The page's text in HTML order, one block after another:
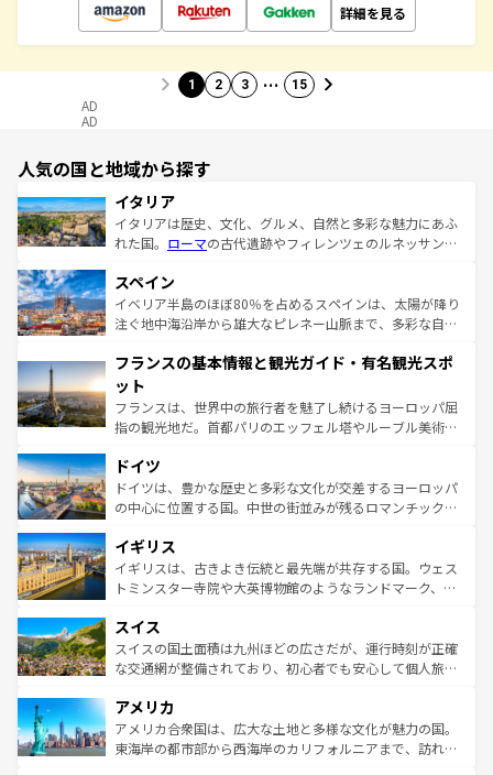
詳細を見る
1 2 3 … 15
AD
AD
人気の国と地域から探す
イタリア
イタリアは歴史、文化、グルメ、自然と多彩な魅力にあふ
れた国。 ローマの古代遺跡やフィレンツェのルネッサンス
ろん、トスカーナの美しい田園風景やアマルフィ海岸の絶
景など、自然景観も見逃せない。観光の合間には、本場の
ピザやパスタなど、絶品のイタリア料理を堪能することも
ませてくれるイタリアで、忘れられない旅をしてみよう！
なお、新着のイタリア情報は
しい。
スペイン
イベリア半島のほぼ80％を占めるスペインは、太陽が降り
注ぐ地中海沿岸から雄大なピレネー山脈まで、多彩な自然
文化が根付くこの国では、情熱的なフラメンコ、熱気あふ
れる闘牛、そして美味しいタパスが生活の一部となってい
る。首都マドリードの洗練された雰囲気や、バルセロナの
アートに溢れた街角から、地方では古代ローマ遺跡や中世
せる。地方によって風土や気候が異なるスペインはその個
性で訪れる人を魅了する。 なお、新着のスペイン情報は コ
ンテンツ一覧を参照してほしい。
フランスの基本情報と観光ガイド・有名観光スポ
ット
フランスは、世界中の旅行者を魅了し続けるヨーロッパ屈
指の観光地だ。首都パリのエッフェル塔やルーブル美術館
で、幅広い魅力が詰まっている。華麗な宮殿、歴史的な大
聖堂、美しいビーチ、そして豊かな自然が、訪れる者を心
から魅了する。また、フランスは美食の国としても知ら
いる。シャンパンの発祥地であるランス、プロヴァンスの
香り高いラベンダー畑など、多彩な楽しみ方が可能だ。さ
らに、パリ以外の地域にも魅力が溢れており、どの街角に
れる地方に足を運ぶとそれぞれで全く異なる文化を体験で
きるだろう。 なお、新着のフランス情報はコンテンツ一覧
を参照してほしい。
ドイツ
ドイツは、豊かな歴史と多彩な文化が交差するヨーロッパ
の中心に位置する国。中世の街並みが残るロマンチック街
顔を持つこの国は、どこを歩いても飽きることがない。ベ
ルリンの文化的活気、バイエルン州のアルプスの絶景、そ
してライン川沿いのワイン畑といった風景は必見。ビール
は、お酒好きな人にはぜひ体験してほしい。 なお、新着の
ドイツ情報はコンテンツ一覧を参照してほしい。
イギリス
イギリスは、古きよき伝統と最先端が共存する国。ウェス
トミンスター寺院や大英博物館のようなランドマーク、歴
リアごとに異なる魅力がある。また、優雅なアフタヌーン
ティー、ビール好きにはたまらない英国パブ、サッカー観
戦など、本場だからこそできる体験も豊富。イギリスを旅
ンツ一覧を参照してほしい。
スイス
スイスの国土面積は九州ほどの広さだが、運行時刻が正確
な交通網が整備されており、初心者でも安心して個人旅行
の建物がそのまま残る町や、スイスならではのユニークな
博物館もあり、アルプス観光だけでなく町歩きも満喫する
ことができる。国民の所得が高いため物価も高いが、旅行
アメリカ
アメリカ合衆国は、広大な土地と多様な文化が魅力の国。
東海岸の都市部から西海岸のカリフォルニアまで、訪れる